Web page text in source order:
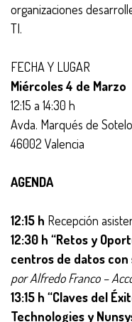
organizaciones
TI.
FECHA Y LUGAR
Miércoles 4 de Marzo
12:15 a 14:30 h
Avda. Marqués de
46002 Valencia
AGENDA
12:15 h Recepción
12:30 h “Retos y
centros de datos
por Alfredo Franco –
13:15 h “Claves del
Technologies y